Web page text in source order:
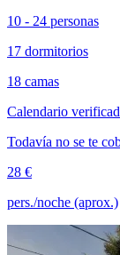
10 - 24 personas
17 dormitorios
18 camas
Calendario
Todavía no se te
28 €
pers./noche (aprox.)